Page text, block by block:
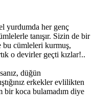
yurdumda her genç
tanışır. Sizin de bir
bu cümleleri kurmuş,
o devirler geçti kızlar!..
düğün
erkekler evlilikten
bir koca bulamadım diye